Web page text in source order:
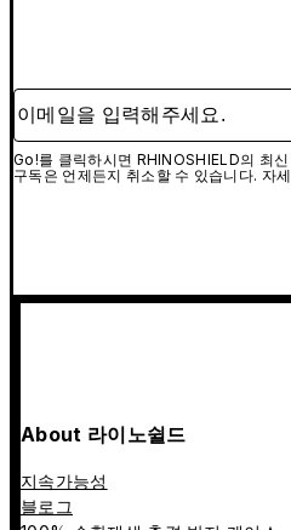
이메일을 입력해주세요.
Go!를 클릭하시면 RHINOSHIELD의 최
구독은 언제든지 취소할 수 있습니다. 자
About 라이노쉴드
지속가능성
블로그